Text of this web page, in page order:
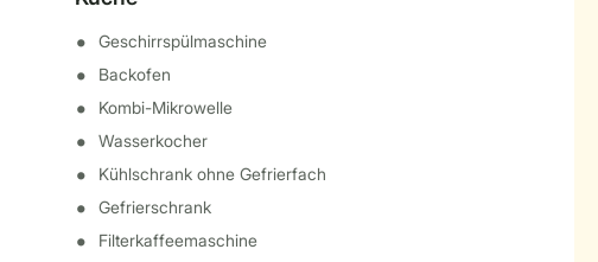
Geschirrspülmaschine
Backofen
Kombi-Mikrowelle
Wasserkocher
Kühlschrank ohne Gefrierfach
Gefrierschrank
Filterkaffeemaschine